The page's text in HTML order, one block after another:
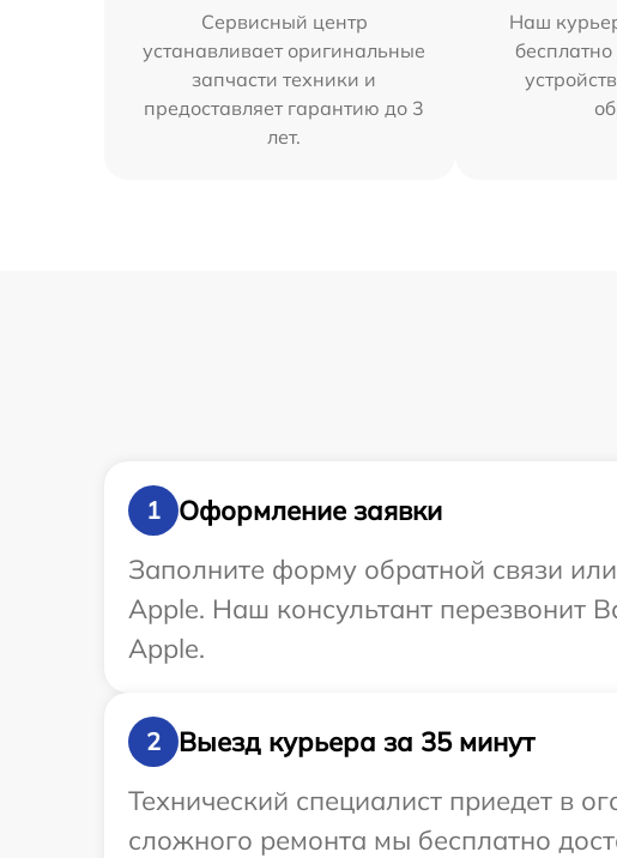
Сервисный центр
устанавливает оригинальные
запчасти техники и
предоставляет гарантию до 3
лет.
Наш
1
Оформление заявки
Заполните форму обратной связи
Apple. Наш консультант перезвонит
Apple.
2
Выезд курьера за 35 минут
Технический специалист приедет в
сложного ремонта мы бесплатно